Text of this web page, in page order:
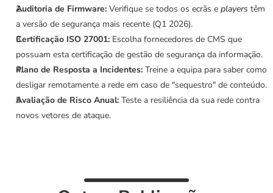
Auditoria de Firmware: Verifique se todos os ecrãs e players têm
a versão de segurança mais recente (Q1 2026).
Certificação ISO 27001: Escolha fornecedores de CMS que
possuam esta certificação de gestão de segurança da informação.
Plano de Resposta a Incidentes: Treine a equipa para saber como
desligar remotamente a rede em caso de "sequestro" de conteúdo.
Avaliação de Risco Anual: Teste a resiliência da sua rede contra
novos vetores de ataque.